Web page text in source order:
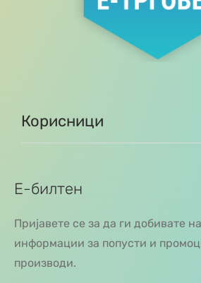
Корисници
Е-билтен
Пријавете се за да ги добивате
информации за попусти и
производи.